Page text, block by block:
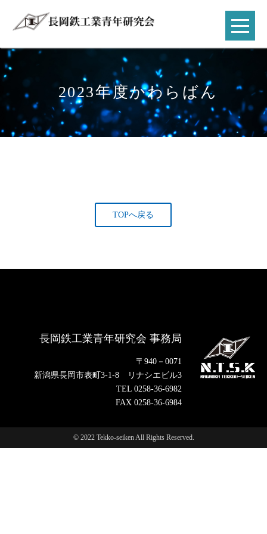
2023年度かわらばん
TOPへ戻る
長岡鉄工業青年研究会 事務局
〒940－0071
新潟県長岡市表町3-1-8 リナシエビル3
TEL 0258-36-6982
FAX 0258-36-6984
© 2022 Tekko-seiken All Rights Reserved.